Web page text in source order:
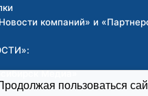
компаний» и
Медиа»
пользоваться